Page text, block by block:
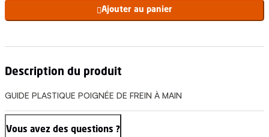
Ajouter au panier
Description du produit
GUIDE PLASTIQUE POIGNÉE DE FREIN À MAIN
Vous avez des questions ?